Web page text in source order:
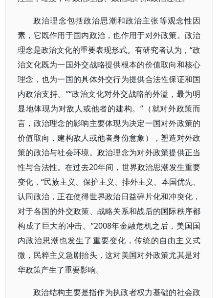
政治理念包括政治思潮和政治主张等观念性因
素，它既作用于国内政治，也作用于对外政策。政治
理念是政治文化的重要表现形式。有研究者认为，“政
治文化既为一国外交战略提供根本的价值取向和核心
理念，也为一国的具体外交行为提供合法性保证和国
内政治支持。”“政治文化对外交战略的外溢，最为明
显地体现为对敌人或他者的建构。”（就对外政策而
言，政治理念的影响主要体现为决定一国对外政策的
价值取向，建构敌人或他者身份意象），塑造对外政
策的政治与社会环境。政治理念为对外政策提供正当
性与合法性。在过去20年间，世界政治思潮发生重要
变化，“民族主义、保护主义、排外主义、本国优先、
认同政治，正在使得世界政治日益碎片化和冲突化，
对于各国的外交政策、战略关系和战后的国际秩序都
构成了巨大的冲击。”2008年金融危机之后，美国国
内政治思潮也发生了重要变化，传统的自由主义式
微，民粹主义急剧抬头，这对美国对外政策尤其是对
华政策产生了重要影响。
政治结构主要是指作为执政者权力基础的社会政